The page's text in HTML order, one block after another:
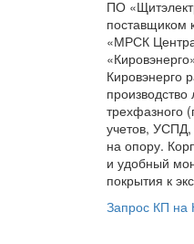
ПО
поставщиком
«МРСК
Кировэнерго
трехфазного
учетов, УСПД,
на опору.
и удобный
покрытия к
Запрос КП на